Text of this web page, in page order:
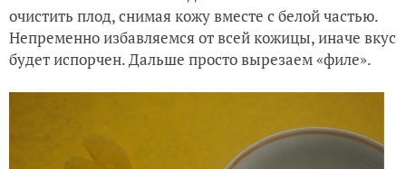
очистить плод, снимая кожу вместе с белой частью.
Непременно избавляемся от всей кожицы, иначе вкус
будет испорчен. Дальше просто вырезаем «филе».